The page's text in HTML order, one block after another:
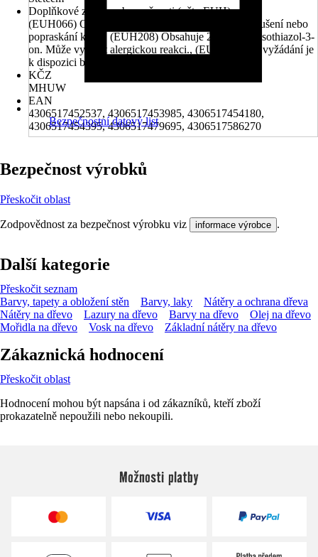
Doplňkové znaky nebezpečnosti (věty EUH)
(EUH066) Opakovaná expozice může způsobit vysušení nebo
popraskání kůže., (EUH208) Obsahuje 2-octyl-2H-isothiazol-3-
on. Může vyvolat alergickou reakci., (EUH210) Na vyžádání je
k dispozici bezpečnostní list.
KČZ
MHUW
EAN
4306517452537, 4306517453985, 4306517454180,
4306517454395, 4306517479695, 4306517586270
Bezpečnostní datový list
Bezpečnost výrobků
Přeskočit oblast
Zodpovědnost za bezpečnost výrobku viz informace výrobce .
Další kategorie
Přeskočit seznam
Barvy, tapety a obložení stěn
Barvy, laky
Nátěry a ochrana dřeva
Nátěry na dřevo
Lazury na dřevo Barvy na dřevo
Olej na dřevo
Mořidla na dřevo
Vosk na dřevo Základní nátěry na dřevo
Zákaznická hodnocení
Přeskočit oblast
Hodnocení mohou být napsána i od zákazníků, kteří zboží
prokazatelně nepoužili nebo nekoupili.
Možnosti platby